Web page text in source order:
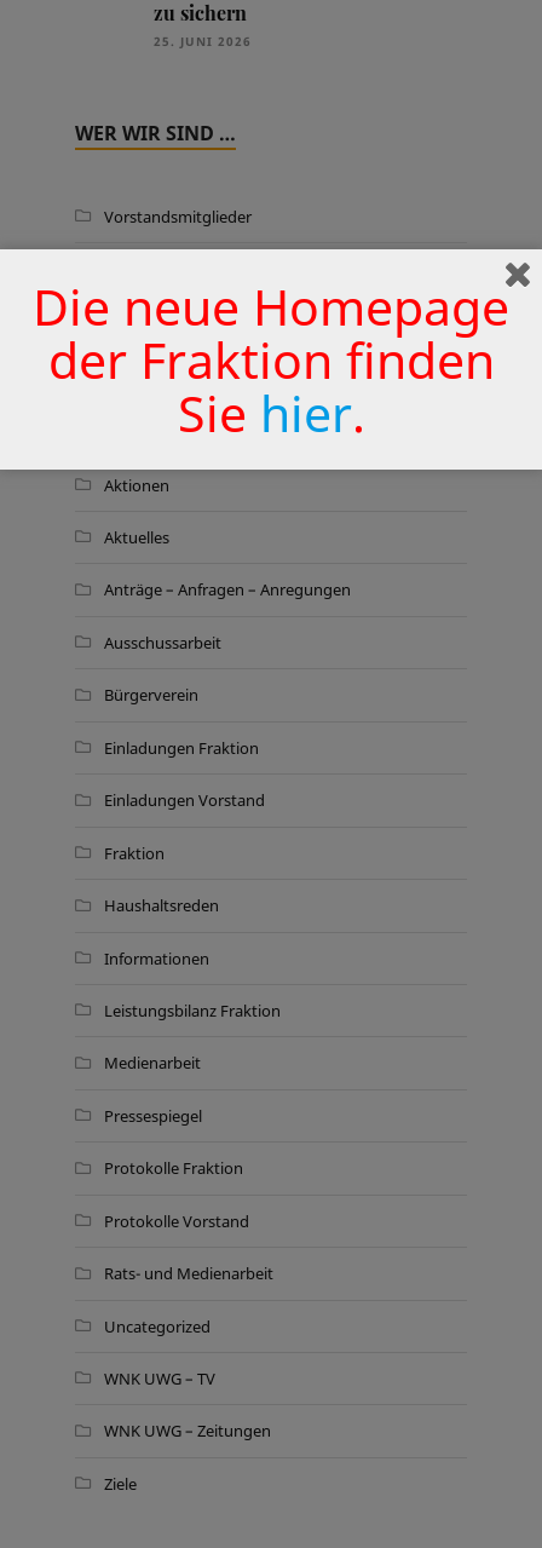
zu sichern
25. JUNI 2026
WER WIR SIND …
Vorstandsmitglieder
Wahlkreiskarte
Aktionen
Aktuelles
Anträge – Anfragen – Anregungen
Ausschussarbeit
Bürgerverein
Einladungen Fraktion
Einladungen Vorstand
Fraktion
Haushaltsreden
Informationen
Leistungsbilanz Fraktion
Medienarbeit
Pressespiegel
Protokolle Fraktion
Protokolle Vorstand
Rats- und Medienarbeit
Uncategorized
WNK UWG – TV
WNK UWG – Zeitungen
Ziele
Die neue Homepage
der Fraktion finden
Sie hier.